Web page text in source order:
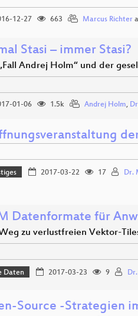
12-27 663 Marcus Richter
Stasi – immer Stasi?
Andrej Holm“ und der
01-06 1.5k Andrej Holm,
2017-03-22 17 Dr.
Datenformate für
zu verlustfreien Vektor-
Daten 2017-03-23 9
Source -Strategien